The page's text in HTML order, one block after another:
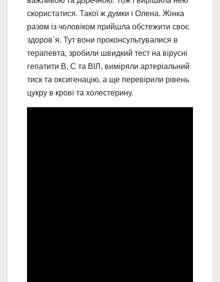
скористатися. Такої ж думки і Олена. Жінка
разом із чоловіком прийшла обстежити своє
здоров`я. Тут вони проконсультувалися в
терапевта, зробили швидкий тест на вірусні
гепатити B, С та ВІЛ, виміряли артеріальний
тиск та оксигенацію, а ще перевірили рівень
цукру в крові та холестерину.